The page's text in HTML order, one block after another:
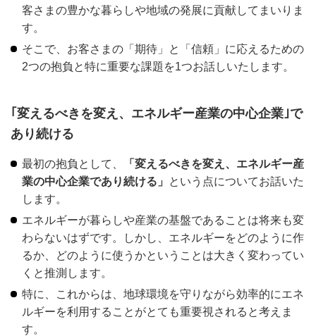
客さまの豊かな暮らしや地域の発展に貢献してまいりま
す。
そこで、お客さまの「期待」と「信頼」に応えるための
2つの抱負と特に重要な課題を1つお話しいたします。
｢変えるべきを変え、エネルギー産業の中心企業｣で
あり続ける
最初の抱負として、
「変えるべきを変え、エネルギー産
業の中心企業であり続ける」
という点についてお話いた
します。
エネルギーが暮らしや産業の基盤であることは将来も変
わらないはずです。しかし、エネルギーをどのように作
るか、どのように使うかということは大きく変わってい
くと推測します。
特に、これからは、地球環境を守りながら効率的にエネ
ルギーを利用することがとても重要視されると考えま
す。